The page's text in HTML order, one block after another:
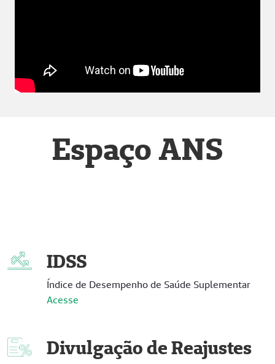
Espaço ANS
IDSS
Índice de Desempenho de Saúde Suplementar
Acesse
Divulgação de Reajustes